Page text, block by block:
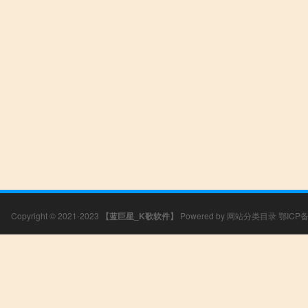
Copyright © 2021-2023 【蓝巨星_K歌软件】 Powered by 网站分类目录 鄂ICP